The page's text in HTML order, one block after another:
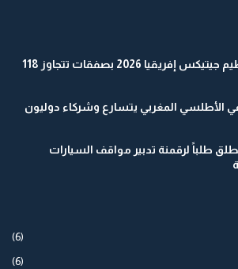
مراكش تستعد لتنظيم جيتيكس إفريقيا 2026 بصفقات تتجاوز 118
الأطلسي المغربي يتسارع وشركاء دوليون
تطلق طلباً لرقمنة تدبير مواقف السيارات
(6)
(6)